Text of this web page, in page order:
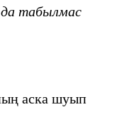
табылмас
аска шуып